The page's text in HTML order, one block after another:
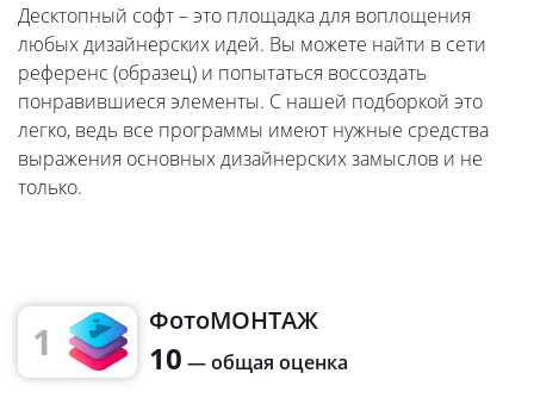
Десктопный софт – это площадка для воплощения
любых дизайнерских идей. Вы можете найти в сети
референс (образец) и попытаться воссоздать
понравившиеся элементы. С нашей подборкой это
легко, ведь все программы имеют нужные средства
выражения основных дизайнерских замыслов и не
только.
1 ФотоМОНТАЖ
10 — общая оценка